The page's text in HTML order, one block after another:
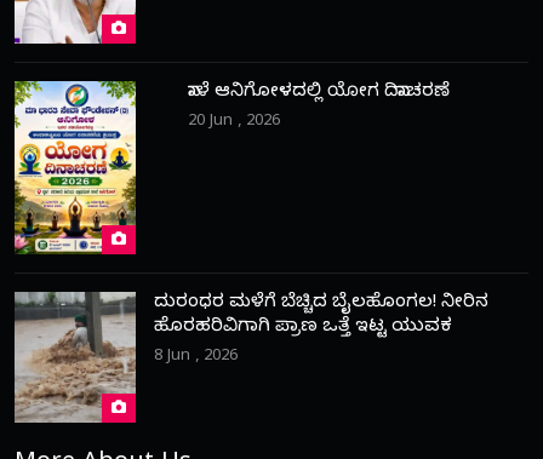
ನಾಳೆ ಆನಿಗೋಳದಲ್ಲಿ ಯೋಗ ದಿನಾಚರಣೆ
20 Jun , 2026
ದುರಂಧರ ಮಳೆಗೆ ಬೆಚ್ಚಿದ ಬೈಲಹೊಂಗಲ! ನೀರಿನ
ಹೊರಹರಿವಿಗಾಗಿ ಪ್ರಾಣ ಒತ್ತೆ ಇಟ್ಟ ಯುವಕ
8 Jun , 2026